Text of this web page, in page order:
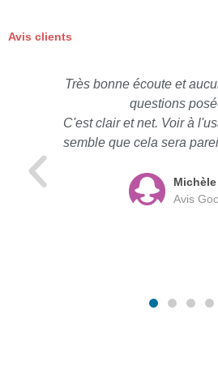
Avis clients
Très bonne écoute et
questions
C'est clair et net. Voir à
semble que cela sera
Michèle
Avis